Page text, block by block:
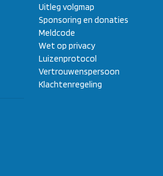
Uitleg volgmap
Sponsoring en donaties
Meldcode
Wet op privacy
Luizenprotocol
Vertrouwenspersoon
Klachtenregeling